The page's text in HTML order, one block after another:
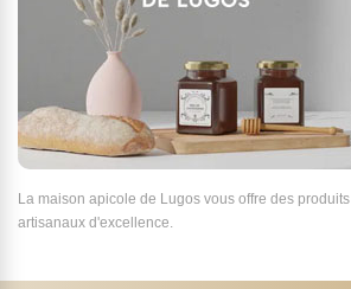
La maison apicole de Lugos vous offre des produits
artisanaux d'excellence.